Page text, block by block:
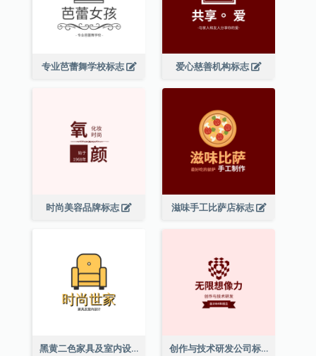
专业芭蕾舞学校标志 爱心慈善机构标志
时尚美容品牌标志 滋味手工比萨店标志
黑黄二色家具及室内设计标志 创作与技术研发公司标志